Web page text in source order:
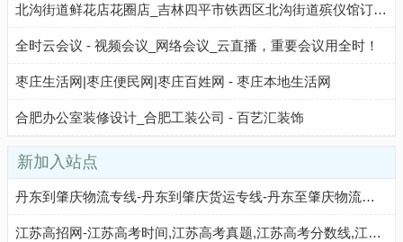
北沟街道鲜花店花圈店_吉林四平市铁西区北沟街道殡仪馆订花圈代送花圈配送服务(地址、电话、配送范围)
全时云会议 - 视频会议_网络会议_云直播，重要会议用全时！
枣庄生活网|枣庄便民网|枣庄百姓网 - 枣庄本地生活网
合肥办公室装修设计_合肥工装公司 - 百艺汇装饰
新加入站点
丹东到肇庆物流专线-丹东到肇庆货运专线-丹东至肇庆物流公司-就发物流网
江苏高招网-江苏高考时间,江苏高考真题,江苏高考分数线,江苏高考录取查询,北京高考志愿填报,江苏高考成绩查询